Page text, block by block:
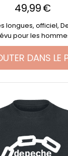
49,99€
longues, officiel,
pour les
DANS LE